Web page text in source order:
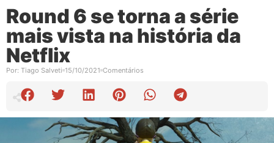
Round 6 se torna a série
mais vista na história da
Netflix
Por: Tiago Salveti 15/10/2021 Comentários